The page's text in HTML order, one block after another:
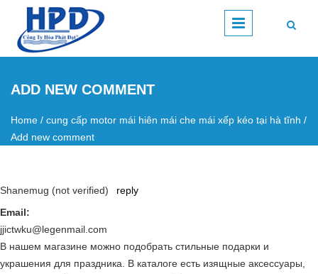
Skip to main content
ADD NEW COMMENT
You are here
Home / cung cấp motor mái hiên mái che mái xếp kéo tại hà tĩnh /
Add new comment
Shanemug (not verified)
reply
Email:
jjictwku@legenmail.com
В нашем магазине можно подобрать стильные подарки и
украшения для праздника. В каталоге есть изящные аксессуары,